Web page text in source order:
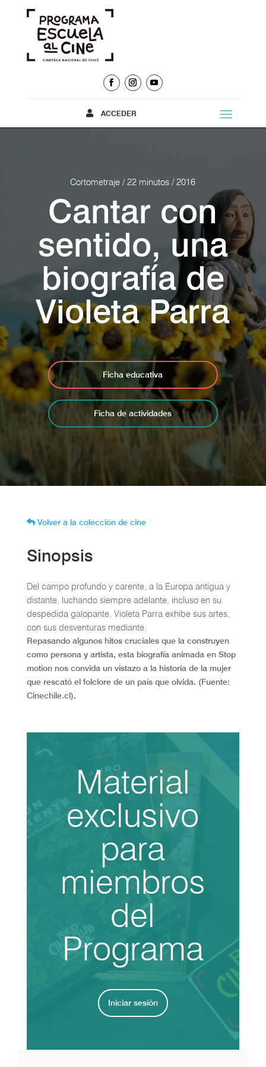
ACCEDER
Cortometraje / 22 minutos / 2016
Cantar con
sentido, una
biografía de
Violeta Parra
Ficha educativa
Ficha de actividades
Volver a la colección de cine
Sinopsis
Del campo profundo y carente, a la Europa antigua y
distante, luchando siempre adelante, incluso en su
despedida galopante, Violeta Parra exhibe sus artes,
con sus desventuras mediante.
Repasando algunos hitos cruciales que la construyen
como persona y artista, esta biografía animada en Stop
motion nos convida un vistazo a la historia de la mujer
que rescató el folclore de un país que olvida. (Fuente:
Cinechile.cl).
Material
exclusivo
para
miembros
del
Programa
Iniciar sesión